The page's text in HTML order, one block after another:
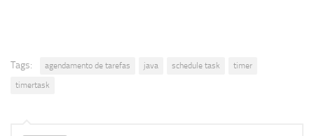
Tags: agendamento de tarefas java schedule task
timer
timertask